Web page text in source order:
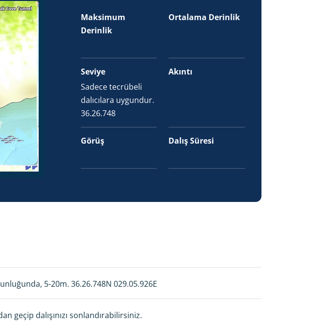
Maksimum
Derinlik
Ortalama Derinlik
Seviye
Sadece tecrübeli
dalıcılara uygundur.
36.26.748
Akıntı
Görüş Dalış Süresi
5-20m. 36.26.748N 029.05.926E
geçip dalışınızı sonlandırabilirsiniz.